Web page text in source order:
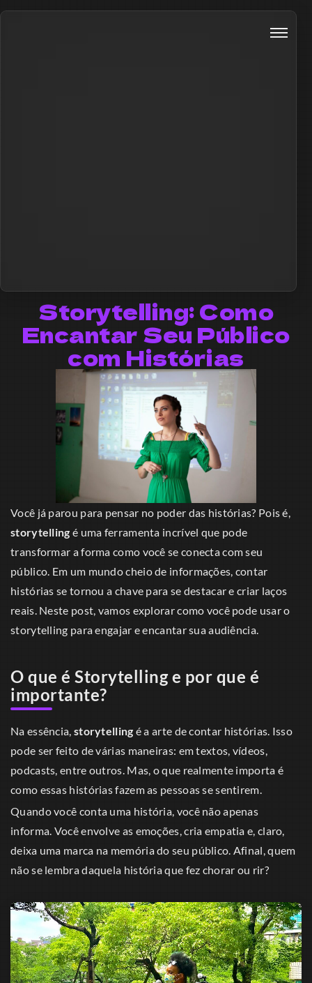
Storytelling: Como
Encantar Seu Público
com Histórias
Você já parou para pensar no poder das histórias? Pois é,
storytelling é uma ferramenta incrível que pode
transformar a forma como você se conecta com seu
público. Em um mundo cheio de informações, contar
histórias se tornou a chave para se destacar e criar laços
reais. Neste post, vamos explorar como você pode usar o
storytelling para engajar e encantar sua audiência.
O que é Storytelling e por que é
importante?
Na essência, storytelling é a arte de contar histórias. Isso
pode ser feito de várias maneiras: em textos, vídeos,
podcasts, entre outros. Mas, o que realmente importa é
como essas histórias fazem as pessoas se sentirem.
Quando você conta uma história, você não apenas
informa. Você envolve as emoções, cria empatia e, claro,
deixa uma marca na memória do seu público. Afinal, quem
não se lembra daquela história que fez chorar ou rir?